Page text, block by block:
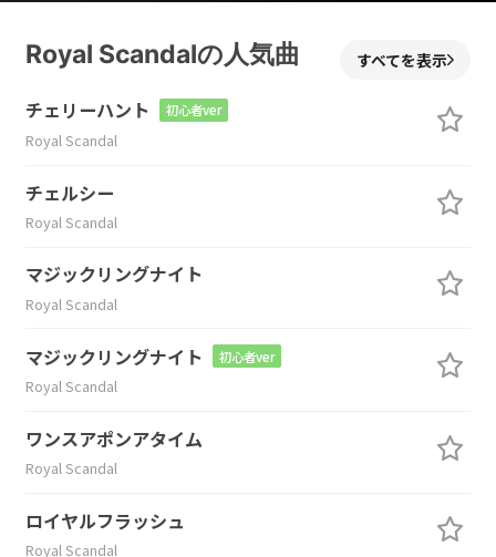
Royal Scandalの人気曲 すべてを表示
チェリーハント 初心者ver
Royal Scandal
チェルシー
Royal Scandal
マジックリングナイト
Royal Scandal
マジックリングナイト 初心者ver
Royal Scandal
ワンスアポンアタイム
Royal Scandal
ロイヤルフラッシュ
Royal Scandal